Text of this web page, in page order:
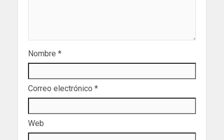
Nombre *
Correo electrónico *
Web